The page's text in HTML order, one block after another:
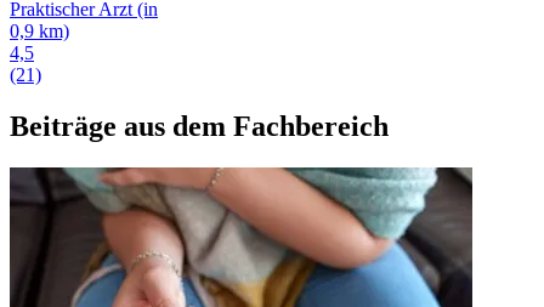
Praktischer Arzt (in
0,9 km)
4,5
(21)
Beiträge aus dem Fachbereich